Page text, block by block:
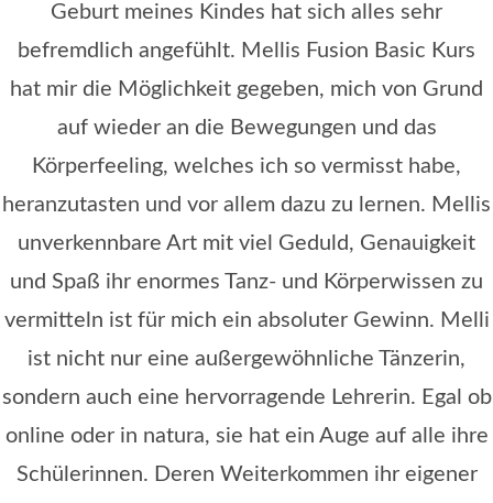
Geburt meines Kindes hat sich alles sehr
befremdlich angefühlt. Mellis Fusion Basic Kurs
hat mir die Möglichkeit gegeben, mich von Grund
auf wieder an die Bewegungen und das
Körperfeeling, welches ich so vermisst habe,
heranzutasten und vor allem dazu zu lernen. Mellis
unverkennbare Art mit viel Geduld, Genauigkeit
und Spaß ihr enormes Tanz- und Körperwissen zu
vermitteln ist für mich ein absoluter Gewinn. Melli
ist nicht nur eine außergewöhnliche Tänzerin,
sondern auch eine hervorragende Lehrerin. Egal ob
online oder in natura, sie hat ein Auge auf alle ihre
Schülerinnen. Deren Weiterkommen ihr eigener